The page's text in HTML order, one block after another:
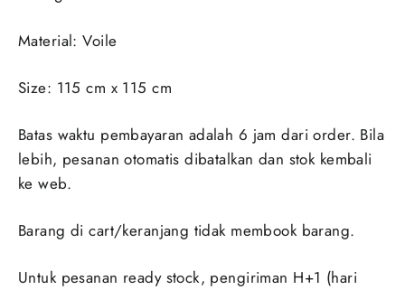
Material: Voile
Size: 115 cm x 115 cm
Batas waktu pembayaran adalah 6 jam dari order. Bila
lebih, pesanan otomatis dibatalkan dan stok kembali
ke web.
Barang di cart/keranjang tidak membook barang.
Untuk pesanan ready stock, pengiriman H+1 (hari